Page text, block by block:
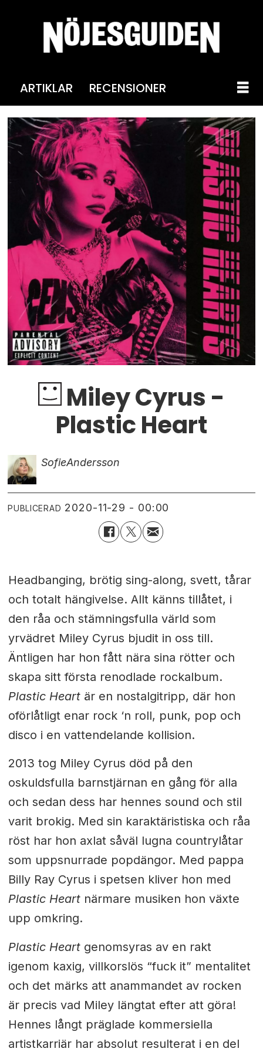
ARTIKLAR RECENSIONER
Miley Cyrus -
Plastic Heart
SofieAndersson
PUBLICERAD 2020-11-29 - 00:00
Headbanging, brötig sing-along, svett, tårar
och totalt hängivelse. Allt känns tillåtet, i
den råa och stämningsfulla värld som
yrvädret Miley Cyrus bjudit in oss till.
Äntligen har hon fått nära sina rötter och
skapa sitt första renodlade rockalbum.
Plastic Heartär en nostalgitripp, där hon
oförlåtligt enar rock ‘n roll, punk, pop och
disco i en vattendelande kollision.
2013 tog Miley Cyrus död på den
oskuldsfulla barnstjärnan en gång för alla
och sedan dess har hennes sound och stil
varit brokig. Med sin karaktäristiska och råa
röst har hon axlat såväl lugna countrylåtar
som uppsnurrade popdängor. Med pappa
Billy Ray Cyrus i spetsen kliver hon med
Plastic Heartnärmare musiken hon växte
upp omkring.
Plastic Heart genomsyras av en rakt
igenom kaxig, villkorslös “fuck it” mentalitet
och det märks att anammandet av rocken
är precis vad Miley längtat efter att göra!
Hennes långt präglade kommersiella
artistkarriär har absolut resulterat i en del